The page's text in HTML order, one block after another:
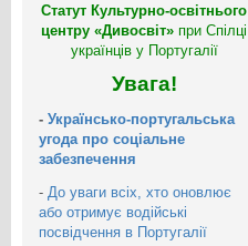
Статут Культурно-освітнього
центру «Дивосвіт» при Спілці
українців у Португалії
Увага!
- Українсько-португальська
угода про соціальне
забезпечення
- До уваги всіх, хто оновлює
або отримує водійські
посвідчення в Португалії